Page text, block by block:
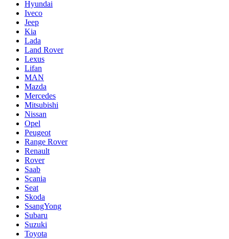
Hyundai
Iveco
Jeep
Kia
Lada
Land Rover
Lexus
Lifan
MAN
Mazda
Mercedes
Mitsubishi
Nissan
Opel
Peugeot
Range Rover
Renault
Rover
Saab
Scania
Seat
Skoda
SsangYong
Subaru
Suzuki
Toyota